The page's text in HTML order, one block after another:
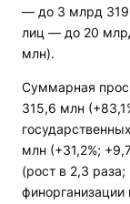
— до 3 млрд
лиц — до 20
млн).
Суммарная
315,6 млн
млн (+31,2%;
(рост в 2,3
финорганизации